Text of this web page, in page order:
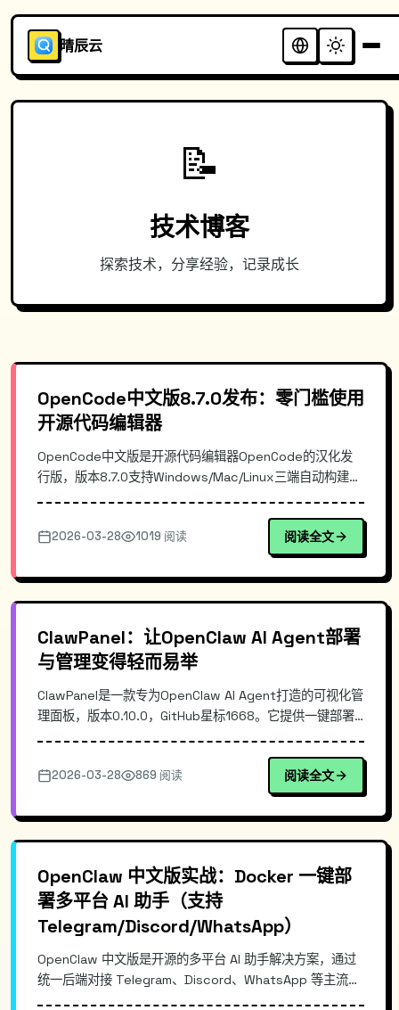
晴辰云
📝
技术博客
探索技术，分享经验，记录成长
OpenCode中文版8.7.0发布：零门槛使用
开源代码编辑器
OpenCode中文版是开源代码编辑器OpenCode的汉化发
行版，版本8.7.0支持Windows/Mac/Linux三端自动构建。
英文界面给中文开发者带来的学习成本问题。本文详细介绍
其安装配置、核心特性及与VS Code等工具的差异对比，帮
2026-03-28 1019 阅读 阅读全文
ClawPanel：让OpenClaw AI Agent部署
与管理变得轻而易举
ClawPanel是一款专为OpenClaw AI Agent打造的可视化管
理面板，版本0.10.0，GitHub星标1668。它提供一键部署
AI Agent的运维复杂度。本文深入解析其技术架构、核心原
理与实际使用方法，帮你快速上手这款高效的AI Agent管理
2026-03-28 869 阅读 阅读全文
OpenClaw 中文版实战：Docker 一键部
署多平台 AI 助手（支持
Telegram/Discord/WhatsApp）
OpenClaw 中文版是开源的多平台 AI 助手解决方案，通过
统一后端对接 Telegram、Discord、WhatsApp 等主流